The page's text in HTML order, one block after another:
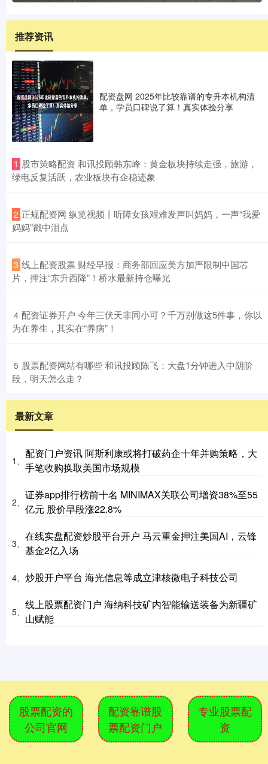
推荐资讯
配资盘网 2025年比较靠谱的专升本机构清
单，学员口碑说了算！真实体验分享
1 ​股市策略配资 和讯投顾韩东峰：黄金板块持续走强，旅游，
绿电反复活跃，农业板块有企稳迹象
2 ​正规配资网 纵览视频丨听障女孩艰难发声叫妈妈，一声“我爱
妈妈”戳中泪点
3 ​线上配资股票 财经早报：商务部回应美方加严限制中国芯
片，押注“东升西降”！桥水最新持仓曝光
4 ​配资证券开户 今年三伏天非同小可？千万别做这5件事，你以
为在养生，其实在“养病”！
5 ​股票配资网站有哪些 和讯投顾陈飞：大盘1分钟进入中阴阶
段，明天怎么走？
最新文章
1、
配资门户资讯 阿斯利康或将打破药企十年并购策略，大
手笔收购换取美国市场规模
2、
证券app排行榜前十名 MINIMAX关联公司增资38%至55
亿元 股价早段涨22.8%
3、
在线实盘配资炒股平台开户 马云重金押注美国AI，云锋
基金2亿入场
4、 炒股开户平台 海光信息等成立津核微电子科技公司
5、
线上股票配资门户 海纳科技矿内智能输送装备为新疆矿
山赋能
股票配资的
公司官网
配资靠谱股
票配资门户
专业股票配
资